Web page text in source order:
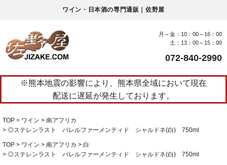
ワイン・日本酒の専門通販｜佐野屋
月～金：10：00～16：00
土：13：00～15：00
072-840-2990
※熊本地震の影響により、熊本県全域において現在
配送に遅延が発生しております。
TOP ワイン
南アフリカ
◎ステレンラスト バレルファーメンティド シャルドネ(白) 750ml
TOP ワイン 南アフリカ
白
◎ステレンラスト バレルファーメンティド シャルドネ(白) 750ml